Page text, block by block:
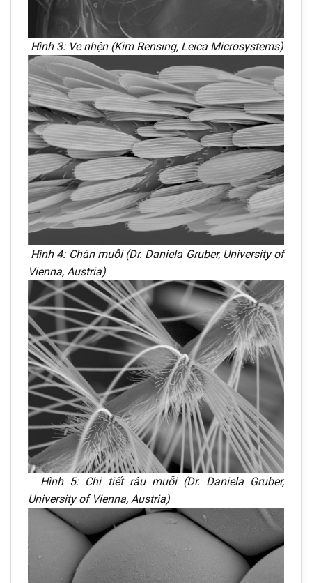
Hình 3: Ve nhện (Kim Rensing, Leica Microsystems)
Hình 4: Chân muỗi (Dr. Daniela Gruber, University of
Vienna, Austria)
Hình 5: Chi tiết râu muỗi (Dr. Daniela Gruber,
University of Vienna, Austria)